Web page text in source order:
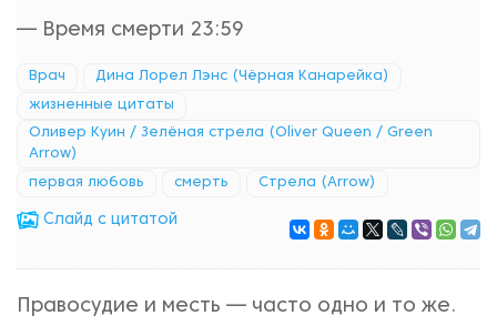
— Время смерти 23:59
Врач Дина Лорел Лэнс (Чёрная Канарейка)
жизненные цитаты
Оливер Куин / Зелёная стрела (Oliver Queen / Green
Arrow)
первая любовь смерть Стрела (Arrow)
Cлайд с цитатой
Правосудие и месть — часто одно и то же.